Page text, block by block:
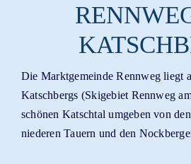
Die Marktgemeinde Rennweg liegt
Katschbergs (Skigebiet Rennweg
schönen Katschtal umgeben von
niederen Tauern und den